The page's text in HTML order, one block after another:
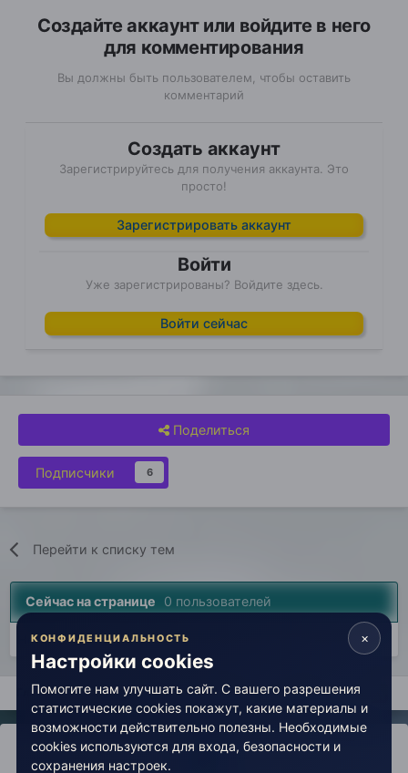
Создайте аккаунт или войдите в него
для комментирования
Вы должны быть пользователем, чтобы оставить
комментарий
Создать аккаунт
Зарегистрируйтесь для получения аккаунта. Это
просто!
Зарегистрировать аккаунт
Войти
Уже зарегистрированы? Войдите здесь.
Войти сейчас
Поделиться
Подписчики 6
Перейти к списку тем
Сейчас на странице 0 пользователей
Нет пользователей, просматривающих эту страницу.
Главная Вселенная Живой Эзотерики Новости Анонсы
×
КОНФИДЕНЦИАЛЬНОСТЬ
Настройки cookies
Помогите нам улучшать сайт. С вашего разрешения
статистические cookies покажут, какие материалы и
возможности действительно полезны. Необходимые
cookies используются для входа, безопасности и
сохранения настроек.